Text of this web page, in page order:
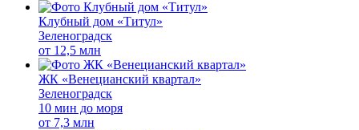
Клубный дом «Титул»
Зеленоградск
от 12,5 млн
ЖК «Венецианский квартал»
Зеленоградск
10 мин до моря
от 7,3 млн